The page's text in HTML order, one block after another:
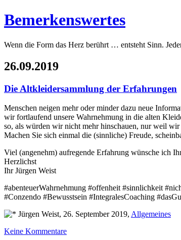
Bemerkenswertes
Wenn die Form das Herz berührt … entsteht Sinn.
26.09.2019
Die Altkleidersammlung der Erfahrungen
Menschen neigen mehr oder minder dazu neue
wir fortlaufend unsere Wahrnehmung in die alten
so, als würden wir nicht mehr hinschauen, nur weil
Machen Sie sich einmal die (sinnliche) Freude,
Viel (angenehm) aufregende Erfahrung wünsche ich
Herzlichst
Ihr Jürgen Weist
#abenteuerWahrnehmung #offenheit #sinnlichkeit
#Conzendo #Bewusstsein #IntegralesCoaching
Jürgen Weist, 26. September 2019, Allgemeines
Keine Kommentare